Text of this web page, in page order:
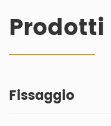
Fissaggio